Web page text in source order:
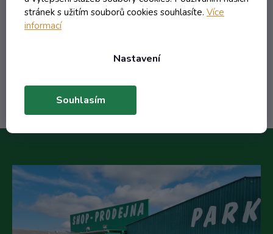
stránek s užitím souborů cookies souhlasíte. Více
informací
Nastavení
Souhlasím
2,83 Kč/ ks